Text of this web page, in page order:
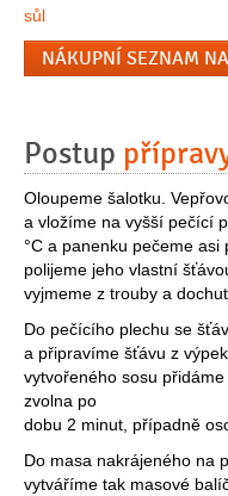
sůl
NÁKUPNÍ SEZNAM
Postup
Oloupeme šalotku.
a vložíme na vyšší pečící
°C a panenku pečeme asi
polijeme jeho vlastní
vyjmeme z trouby a
Do pečícího plechu se
a připravíme šťávu z
vytvořeného sosu
zvolna po
dobu 2 minut, případně
Do masa nakrájeného na
vytváříme tak masové